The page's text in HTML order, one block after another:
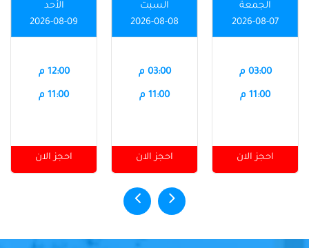
الجمعة
2026-08-07
03:00 م
11:00 م
احجز الان
السبت
2026-08-08
03:00 م
11:00 م
احجز الان
الأحد
2026-08-09
12:00 م
11:00 م
احجز الان